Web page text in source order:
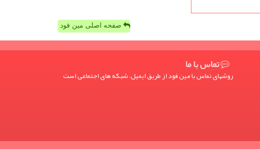
صفحه اصلی مین فود
تماس با ما
روشهای تماس با مین فود از طریق ایمیل، شبکه های اجتماعی است